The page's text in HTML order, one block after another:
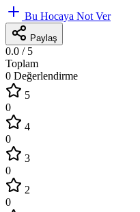
Bu Hocaya Not Ver
Paylaş
0.0 / 5
Toplam
0 Değerlendirme
5
0
4
0
3
0
2
0